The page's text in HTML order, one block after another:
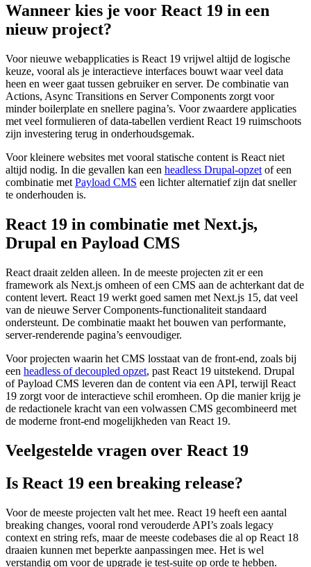
Wanneer kies je voor React 19 in een
nieuw project?
Voor nieuwe webapplicaties is React 19 vrijwel altijd de logische
keuze, vooral als je interactieve interfaces bouwt waar veel data
heen en weer gaat tussen gebruiker en server. De combinatie van
Actions, Async Transitions en Server Components zorgt voor
minder boilerplate en snellere pagina’s. Voor zwaardere applicaties
met veel formulieren of data-tabellen verdient React 19 ruimschoots
zijn investering terug in onderhoudsgemak.
Voor kleinere websites met vooral statische content is React niet
altijd nodig. In die gevallen kan een headless Drupal-opzet of een
combinatie met Payload CMS een lichter alternatief zijn dat sneller
te onderhouden is.
React 19 in combinatie met Next.js,
Drupal en Payload CMS
React draait zelden alleen. In de meeste projecten zit er een
framework als Next.js omheen of een CMS aan de achterkant dat de
content levert. React 19 werkt goed samen met Next.js 15, dat veel
van de nieuwe Server Components-functionaliteit standaard
ondersteunt. De combinatie maakt het bouwen van performante,
server-renderende pagina’s eenvoudiger.
Voor projecten waarin het CMS losstaat van de front-end, zoals bij
een headless of decoupled opzet, past React 19 uitstekend. Drupal
of Payload CMS leveren dan de content via een API, terwijl React
19 zorgt voor de interactieve schil eromheen. Op die manier krijg je
de redactionele kracht van een volwassen CMS gecombineerd met
de moderne front-end mogelijkheden van React 19.
Veelgestelde vragen over React 19
Is React 19 een breaking release?
Voor de meeste projecten valt het mee. React 19 heeft een aantal
breaking changes, vooral rond verouderde API’s zoals legacy
context en string refs, maar de meeste codebases die al op React 18
draaien kunnen met beperkte aanpassingen mee. Het is wel
verstandig om voor de upgrade je test-suite op orde te hebben.